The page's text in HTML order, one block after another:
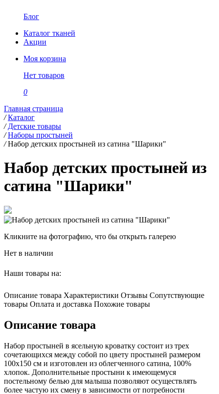
Блог
Каталог тканей
Акции
Моя корзина
Нет товаров
0
Главная страница
/ Каталог
/ Детские товары
/ Наборы простыней
/ Набор детских простыней из сатина "Шарики"
Набор детских простыней из
сатина "Шарики"
Кликните на фотографию, что бы открыть галерею
Нет в наличии
Наши товары на:
Описание товара Характеристики Отзывы Сопутствующие
товары Оплата и доставка Похожие товары
Описание товара
Набор простыней в ясельную кроватку состоит из трех
сочетающихся между собой по цвету простыней размером
100х150 см и изготовлен из облегченного сатина, 100%
хлопок. Дополнительные простыни к имеющемуся
постельному белью для малыша позволяют осуществлять
более частую их смену в зависимости от потребности